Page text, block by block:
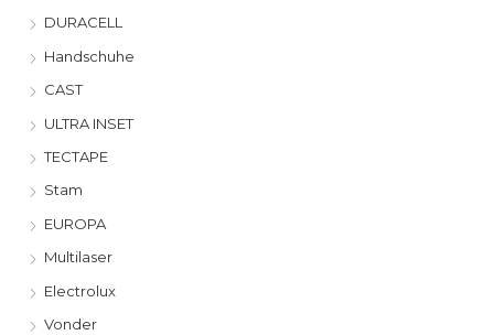
DURACELL
Handschuhe
CAST
ULTRA INSET
TECTAPE
Stam
EUROPA
Multilaser
Electrolux
Vonder